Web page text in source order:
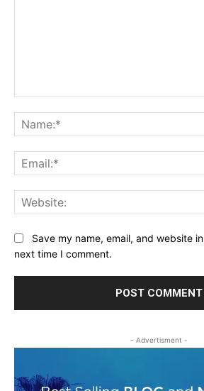
Save my name, email, and website
next time I comment.
- Advertisment -